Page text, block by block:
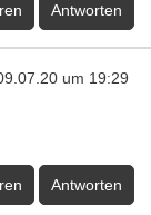
Antworten
um 19:29
Antworten